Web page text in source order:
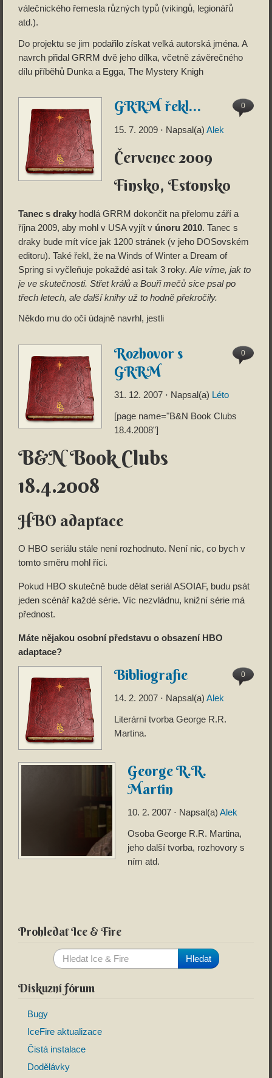
válečnického řemesla různých typů (vikingů, legionářů
atd.).
Do projektu se jim podařilo získat velká autorská jména. A
navrch přidal GRRM dvě jeho dílka, včetně závěrečného
dílu příběhů Dunka a Egga, The Mystery Knigh
0
GRRM řekl…
15. 7. 2009 ⋅ Napsal(a) Alek
Červenec 2009
Finsko, Estonsko
Tanec s draky hodlá GRRM dokončit na přelomu září a
října 2009, aby mohl v USA vyjít v únoru 2010. Tanec s
draky bude mít více jak 1200 stránek (v jeho DOSovském
editoru). Také řekl, že na Winds of Winter a Dream of
Spring si vyčleňuje pokaždé asi tak 3 roky. Ale víme, jak to
je ve skutečnosti. Střet králů a Bouři mečů sice psal po
třech letech, ale další knihy už to hodně překročily.
Někdo mu do očí údajně navrhl, jestli
0
Rozhovor s
GRRM
31. 12. 2007 ⋅ Napsal(a) Léto
[page name="B&N Book Clubs
18.4.2008"]
B&N Book Clubs
18.4.2008
HBO adaptace
O HBO seriálu stále není rozhodnuto. Není nic, co bych v
tomto směru mohl říci.
Pokud HBO skutečně bude dělat seriál ASOIAF, budu psát
jeden scénář každé série. Víc nezvládnu, knižní série má
přednost.
Máte nějakou osobní představu o obsazení HBO
adaptace?
0
Bibliografie
14. 2. 2007 ⋅ Napsal(a) Alek
Literární tvorba George R.R.
Martina.
George R.R.
Martin
10. 2. 2007 ⋅ Napsal(a) Alek
Osoba George R.R. Martina,
jeho další tvorba, rozhovory s
ním atd.
Prohledat Ice & Fire
Diskuzní fórum
Bugy
IceFire aktualizace
Čistá instalace
Dodělávky